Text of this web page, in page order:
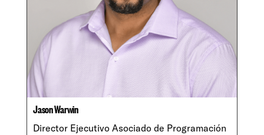
Jason Warwin
Director Ejecutivo Asociado de Programación